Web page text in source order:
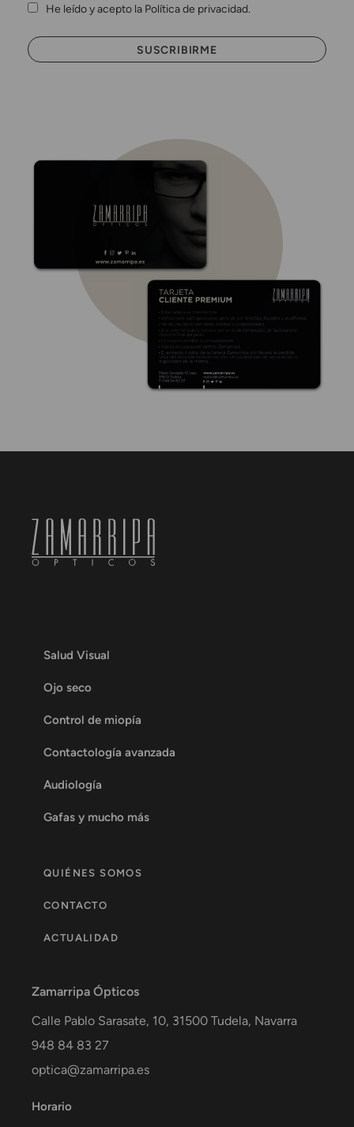
He leído y acepto la Política de privacidad.
Salud Visual
Ojo seco
Control de miopía
Contactología avanzada
Audiología
Gafas y mucho más
QUIÉNES SOMOS
CONTACTO
ACTUALIDAD
Zamarripa Ópticos
Calle Pablo Sarasate, 10, 31500 Tudela, Navarra
948 84 83 27
optica@zamarripa.es
Horario